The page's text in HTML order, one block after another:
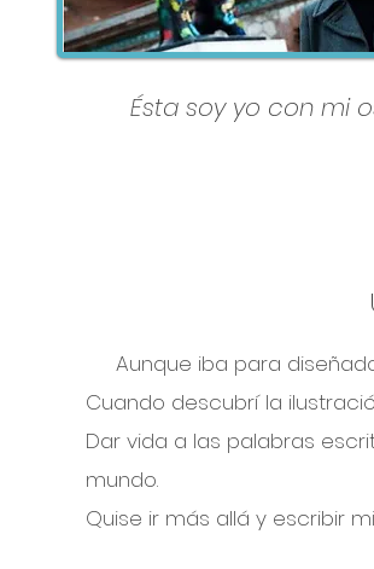
Ésta soy yo con mi
Aunque iba para
Cuando descubrí la
Dar vida a las palabras
mundo.
Quise ir más allá y escribir